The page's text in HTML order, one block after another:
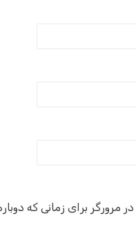
مرورگر برای زمانی که